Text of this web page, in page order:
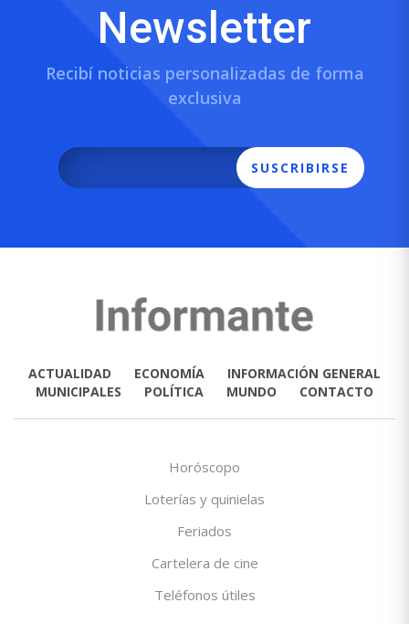
Newsletter
Recibí noticias personalizadas de forma
exclusiva
SUSCRIBIRSE
ACTUALIDAD ECONOMÍA
INFORMACIÓN GENERAL
MUNICIPALES
POLÍTICA MUNDO CONTACTO
Horóscopo
Loterías y quinielas
Feriados
Cartelera de cine
Teléfonos útiles